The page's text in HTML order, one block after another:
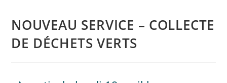
NOUVEAU SERVICE – COLLECTE
DE DÉCHETS VERTS